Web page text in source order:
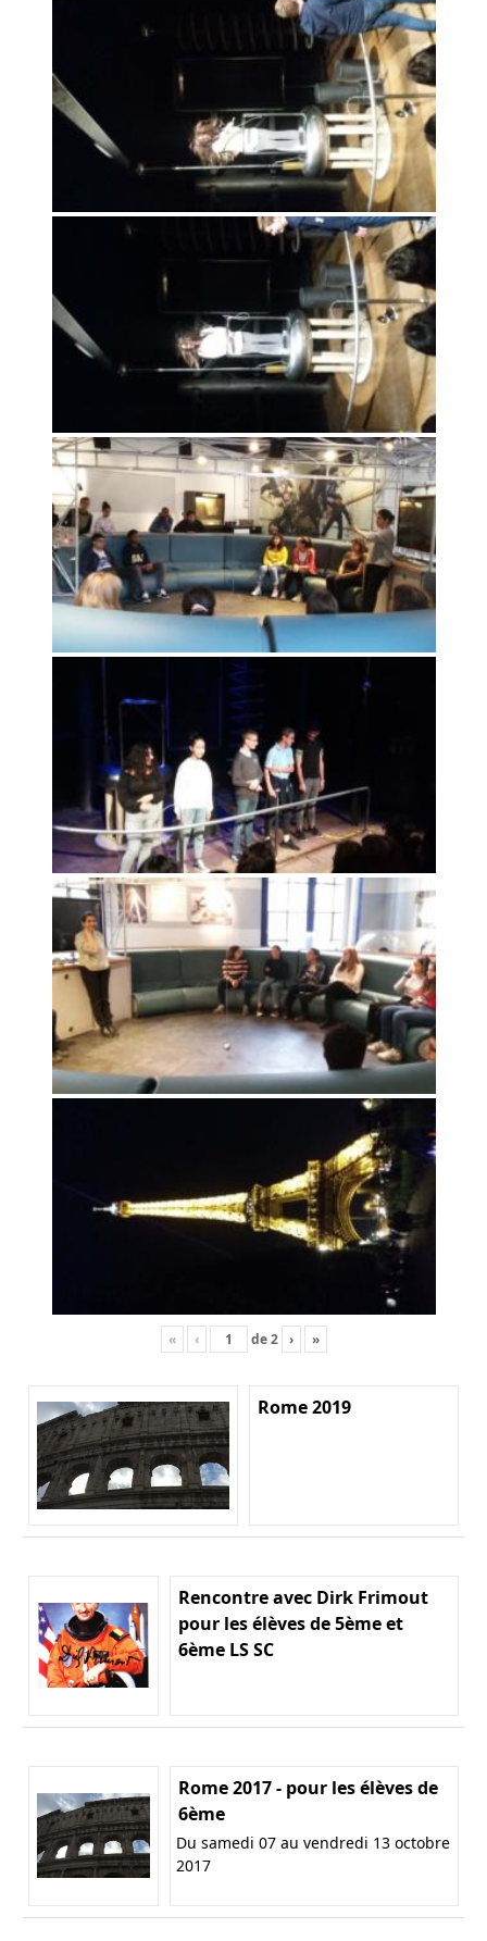
« ‹ de2 › »
Rome 2019
Rencontre avec Dirk Frimout
pour les élèves de 5ème et
6ème LS SC
Rome 2017 - pour les élèves de
6ème
Du samedi 07 au vendredi 13 octobre
2017